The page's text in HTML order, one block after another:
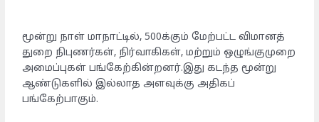
மூன்று நாள் மாநாட்டில், 500க்கும் மேற்பட்ட விமானத்
துறை நிபுணர்கள், நிர்வாகிகள், மற்றும் ஒழுங்குமுறை
அமைப்புகள் பங்கேற்கின்றனர்.இது கடந்த மூன்று
ஆண்டுகளில் இல்லாத அளவுக்கு அதிகப்
பங்கேற்பாகும்.